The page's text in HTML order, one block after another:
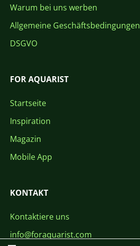
Warum bei uns werben
Allgemeine Geschäftsbedingungen
DSGVO
FOR AQUARIST
Startseite
Inspiration
Magazin
Mobile App
KONTAKT
Kontaktiere uns
info@foraquarist.com